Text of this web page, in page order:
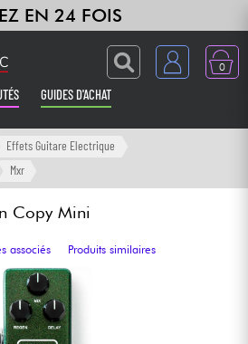
EN 24 FOIS
0
GUIDES D'ACHAT
Effets Guitare Electrique
Mxr
Copy Mini
associés
Produits similaires